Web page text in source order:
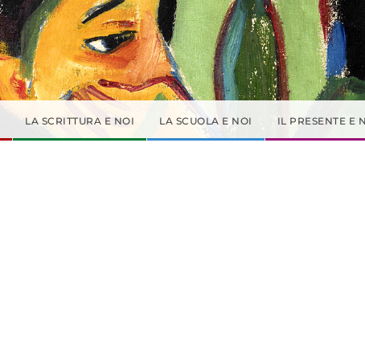
LA SCRITTURA E NOI LA SCUOLA E NOI IL PRESENTE E